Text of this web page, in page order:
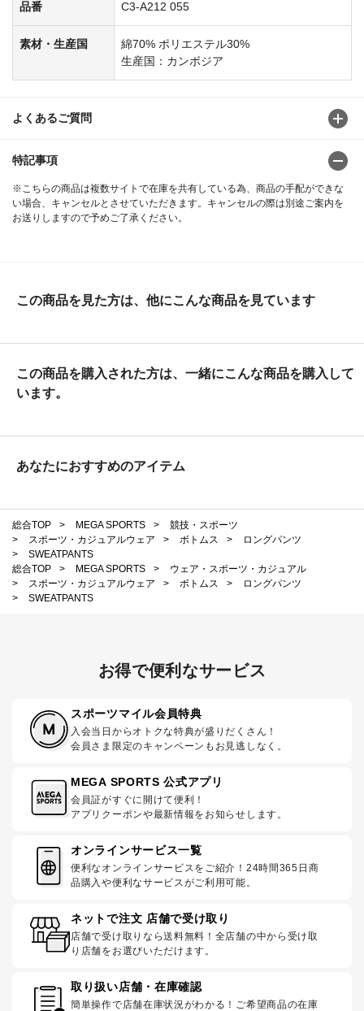
品番 C3-A212 055
素材・生産国
綿70% ポリエステル30%
生産国：カンボジア
よくあるご質問
特記事項
※こちらの商品は複数サイトで在庫を共有している為、商品の手配ができな
い場合、キャンセルとさせていただきます。キャンセルの際は別途ご案内を
お送りしますので予めご了承ください。
この商品を見た方は、他にこんな商品を見ています
この商品を購入された方は、一緒にこんな商品を購入して
います。
あなたにおすすめのアイテム
総合TOP > MEGA SPORTS >
競技・スポーツ
>
スポーツ・カジュアルウェア > ボトムス >
ロングパンツ
>
SWEATPANTS
総合TOP
> MEGA SPORTS >
ウェア・スポーツ・カジュアル
>
スポーツ・カジュアルウェア > ボトムス >
ロングパンツ
>
SWEATPANTS
お得で便利なサービス
スポーツマイル会員特典
入会当日からオトクな特典が盛りだくさん！
会員さま限定のキャンペーンもお見逃しなく。
MEGA SPORTS 公式アプリ
会員証がすぐに開けて便利！
アプリクーポンや最新情報をお知らせします。
オンラインサービス一覧
便利なオンラインサービスをご紹介！24時間365日商
品購入や便利なサービスがご利用可能。
ネットで注文 店舗で受け取り
店舗で受け取りなら送料無料！全店舗の中から受け取
り店舗をお選びいただけます。
取り扱い店舗・在庫確認
簡単操作で店舗在庫状況がわかる！ご希望商品の在庫